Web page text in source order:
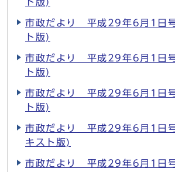
市政だより 平成29年6月1日
ト版)
市政だより 平成29年6月1日
ト版)
市政だより 平成29年6月1日
ト版)
市政だより 平成29年6月1日
キスト版)
市政だより 平成29年6月1日